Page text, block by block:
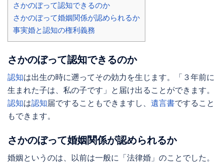
さかのぼって認知できるのか
さかのぼって婚姻関係が認められるか
事実婚と認知の権利義務
さかのぼって認知できるのか
認知は出生の時に遡ってその効力を生じます。「３年前に
生まれた子は、私の子です」と届け出ることができます。
認知は認知届ですることもできますし、 遺言書ですること
もできます。
さかのぼって婚姻関係が認められるか
婚姻というのは、以前は一般に「法律婚」のことでした。